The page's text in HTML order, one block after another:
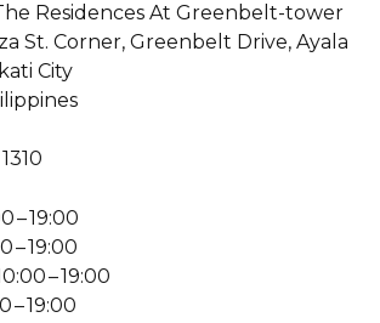
Residences At Greenbelt-tower
St. Corner, Greenbelt Drive, Ayala
City
– 19:00
– 19:00
– 19:00
– 19:00